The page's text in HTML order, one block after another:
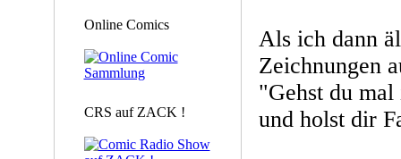
Online Comics
CRS auf ZACK !
Als ich dann
Zeichnungen
"Gehst du
und holst dir